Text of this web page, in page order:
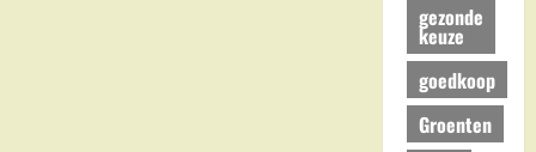
gezonde
keuze
goedkoop
Groenten